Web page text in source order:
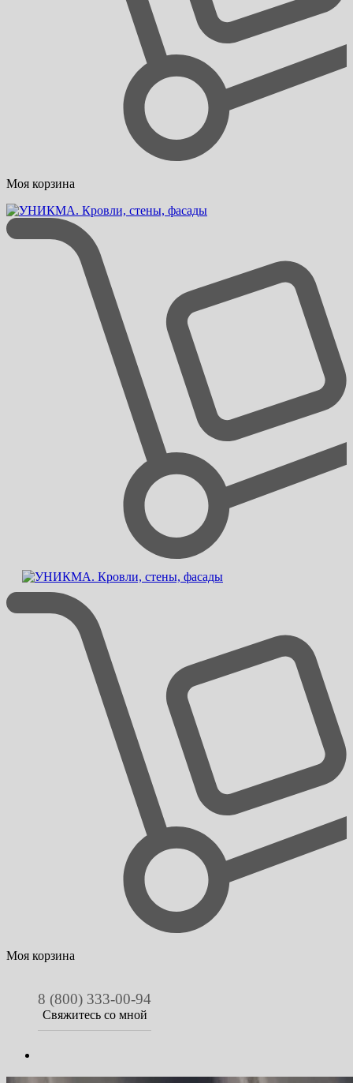
Моя корзина
Моя корзина
8 (800) 333-00-94
Свяжитесь со мной